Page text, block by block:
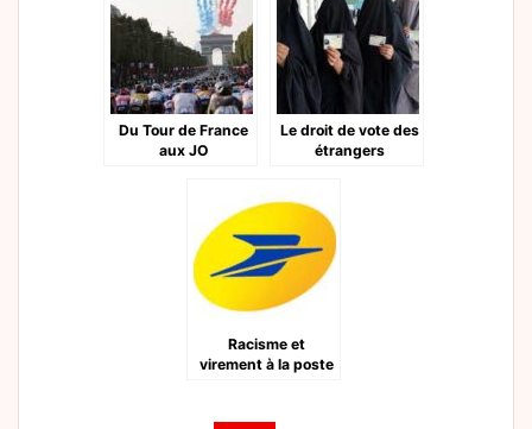
Du Tour de France
aux JO
Le droit de vote des
étrangers
Racisme et
virement à la poste